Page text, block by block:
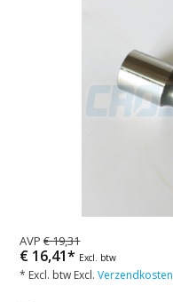
AVP€ 19,31
€ 16,41* Excl. btw
* Excl. btw Excl.Verzendkosten